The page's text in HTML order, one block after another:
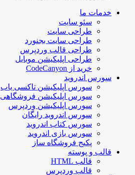
خدمات ما
سئو سایت
طراحی سایت
طراحی سایت بجنورد
طراحی قالب وردپرس
طراحی اپلیکیشن موبایل
خرید از CodeCanyon
سورس اندروید
سورس اپلیکیشن تاکسی یاب
سورس اپلیکیشن فروشگاهی
سورس اپلیکیشن وردپرس
سورس اندروید رایگان
سورس کتاب اندروید
سورس بازی اندروید
پکیج فروشگاه ساز
قالب و پوسته
قالب HTML
قالب وردپرس